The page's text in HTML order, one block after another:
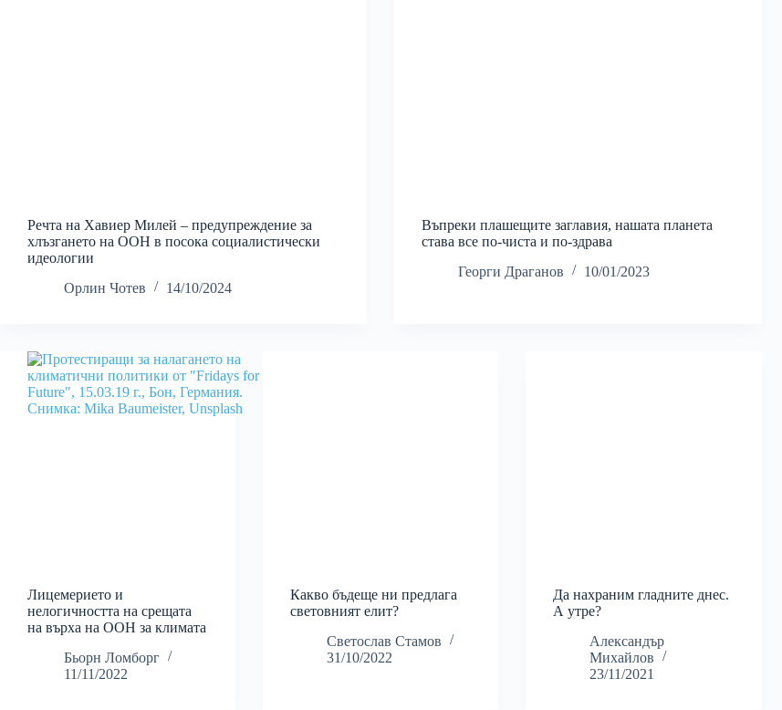
Речта на Хавиер Милей – предупреждение за
хлъзгането на ООН в посока социалистически
идеологии
Орлин Чотев
14/10/2024
Въпреки плашещите заглавия, нашата планета
става все по-чиста и по-здрава
Георги Драганов
10/01/2023
Лицемерието и
нелогичността на срещата
на върха на ООН за климата
Бьорн Ломборг
11/11/2022
Какво бъдеще ни предлага
световният елит?
Светослав Стамов
31/10/2022
Да нахраним гладните днес.
А утре?
Александър
Михайлов
23/11/2021